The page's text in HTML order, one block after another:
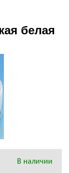
белая
В наличии